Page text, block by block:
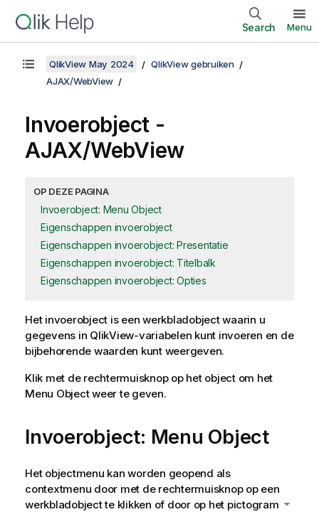
Search Menu
QlikView May 2024
QlikView gebruiken
AJAX/WebView
Invoerobject -
AJAX/WebView
OP DEZE PAGINA
Invoerobject: Menu Object
Eigenschappen invoerobject
Eigenschappen invoerobject: Presentatie
Eigenschappen invoerobject: Titelbalk
Eigenschappen invoerobject: Opties
Het invoerobject is een werkbladobject waarin u
gegevens in QlikView-variabelen kunt invoeren en de
bijbehorende waarden kunt weergeven.
Klik met de rechtermuisknop op het object om het
Menu Objectweer te geven.
Invoerobject: Menu Object
Het objectmenu kan worden geopend als
contextmenu door met de rechtermuisknop op een
werkbladobject te klikken of door op het pictogram